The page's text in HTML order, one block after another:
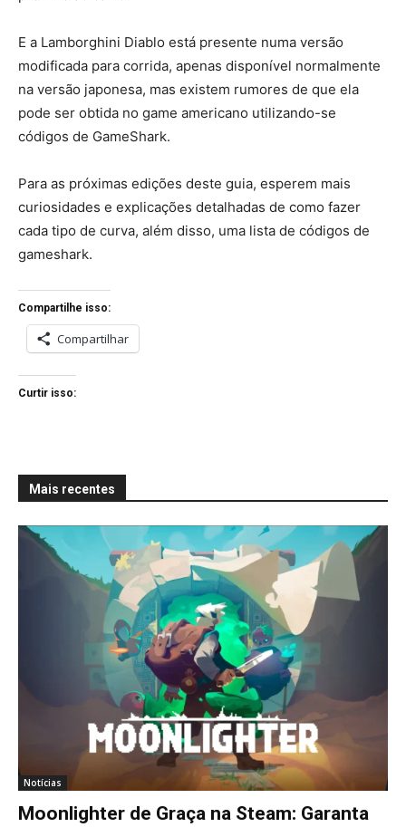
E a Lamborghini Diablo está presente numa versão
modificada para corrida, apenas disponível normalmente
na versão japonesa, mas existem rumores de que ela
pode ser obtida no game americano utilizando-se
códigos de GameShark.
Para as próximas edições deste guia, esperem mais
curiosidades e explicações detalhadas de como fazer
cada tipo de curva, além disso, uma lista de códigos de
gameshark.
Compartilhe isso:
Compartilhar
Curtir isso:
Mais recentes
Notícias
Moonlighter de Graça na Steam: Garanta